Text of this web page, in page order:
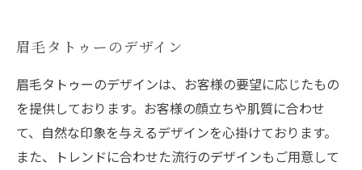
眉毛タトゥーのデザイン
眉毛タトゥーのデザインは、お客様の要望に応じたもの
を提供しております。お客様の顔立ちや肌質に合わせ
て、自然な印象を与えるデザインを心掛けております。
また、トレンドに合わせた流行のデザインもご用意して